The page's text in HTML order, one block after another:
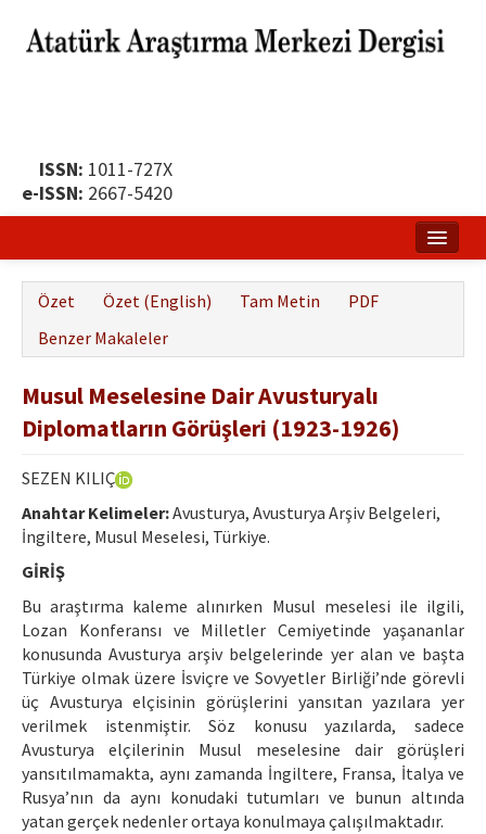
ISSN: 1011-727X
e-ISSN: 2667-5420
Yayın Politikası
Dergi Kurulları
Yayın İlkeleri
Etik İlkeler
Yazar Rehberi
Hakem Rehberi
İletişim
Özet Özet (English) Tam Metin
PDF
Benzer Makaleler
Musul Meselesine Dair Avusturyalı
Diplomatların Görüşleri (1923-1926)
SEZEN KILIÇ
Anahtar Kelimeler:Avusturya, Avusturya Arşiv Belgeleri,
İngiltere, Musul Meselesi, Türkiye.
GİRİŞ
Bu araştırma kaleme alınırken Musul meselesi ile ilgili,
Lozan Konferansı ve Milletler Cemiyetinde yaşananlar
konusunda Avusturya arşiv belgelerinde yer alan ve başta
Türkiye olmak üzere İsviçre ve Sovyetler Birliği’nde görevli
üç Avusturya elçisinin görüşlerini yansıtan yazılara yer
verilmek istenmiştir. Söz konusu yazılarda, sadece
Avusturya elçilerinin Musul meselesine dair görüşleri
yansıtılmamakta, aynı zamanda İngiltere, Fransa, İtalya ve
Rusya’nın da aynı konudaki tutumları ve bunun altında
yatan gerçek nedenler ortaya konulmaya çalışılmaktadır.